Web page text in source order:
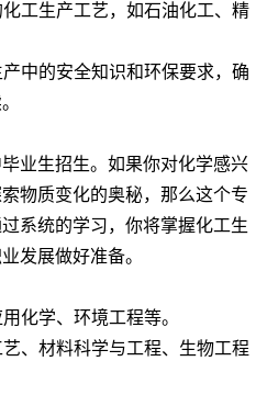
工生产工艺，如石油化工、精
中的安全知识和环保要求，确
业生招生。如果你对化学感兴
物质变化的奥秘，那么这个专
系统的学习，你将掌握化工生
发展做好准备。
化学、环境工程等。
、材料科学与工程、生物工程